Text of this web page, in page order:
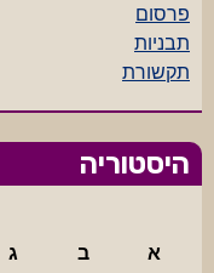
פרסום
תבניות
תקשורת
היסטוריה
א
ב ג